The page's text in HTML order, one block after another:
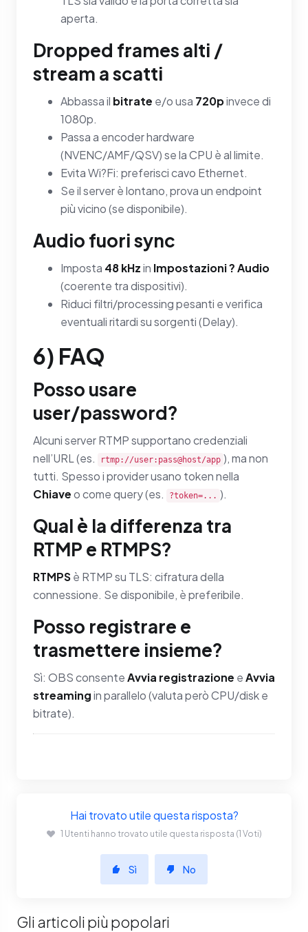
aperta.
Dropped frames alti /
stream a scatti
Abbassa il bitrate e/o usa 720pinvece di
1080p.
Passa a encoder hardware
(NVENC/AMF/QSV) se la CPU è al limite.
Evita Wi?Fi: preferisci cavo Ethernet.
Se il server è lontano, prova un endpoint
più vicino (se disponibile).
Audio fuori sync
Imposta 48 kHzin Impostazioni ? Audio
(coerente tra dispositivi).
Riduci filtri/processing pesanti e verifica
eventuali ritardi su sorgenti (Delay).
6) FAQ
Posso usare
user/password?
Alcuni server RTMP supportano credenziali
nell’URL (es.
rtmp://user:pass@host/app ), ma non
tutti. Spesso i provider usano token nella
Chiaveo come query (es. ?token=... ).
Qual è la differenza tra
RTMP e RTMPS?
RTMPSè RTMP su TLS: cifratura della
connessione. Se disponibile, è preferibile.
Posso registrare e
trasmettere insieme?
Sì: OBS consenteAvvia registrazione eAvvia
streamingin parallelo (valuta però CPU/disk e
bitrate).
Hai trovato utile questa risposta?
1 Utenti hanno trovato utile questa risposta (1 Voti)
Sì No
Gli articoli più popolari